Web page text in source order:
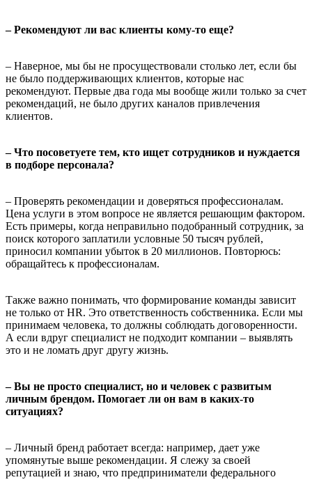
– Рекомендуют ли вас клиенты кому-то еще?
– Наверное, мы бы не просуществовали столько лет, если бы
не было поддерживающих клиентов, которые нас
рекомендуют. Первые два года мы вообще жили только за счет
рекомендаций, не было других каналов привлечения
клиентов.
– Что посоветуете тем, кто ищет сотрудников и нуждается
в подборе персонала?
– Проверять рекомендации и доверяться профессионалам.
Цена услуги в этом вопросе не является решающим фактором.
Есть примеры, когда неправильно подобранный сотрудник, за
поиск которого заплатили условные 50 тысяч рублей,
приносил компании убыток в 20 миллионов. Повторюсь:
обращайтесь к профессионалам.
Также важно понимать, что формирование команды зависит
не только от HR. Это ответственность собственника. Если мы
принимаем человека, то должны соблюдать договоренности.
А если вдруг специалист не подходит компании – выявлять
это и не ломать друг другу жизнь.
– Вы не просто специалист, но и человек с развитым
личным брендом. Помогает ли он вам в каких-то
ситуациях?
– Личный бренд работает всегда: например, дает уже
упомянутые выше рекомендации. Я слежу за своей
репутацией и знаю, что предприниматели федерального